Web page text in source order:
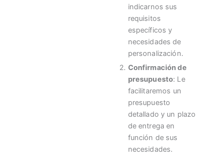
indicarnos sus
requisitos
específicos y
necesidades de
personalización.
Confirmación de
presupuesto: Le
facilitaremos un
presupuesto
detallado y un plazo
de entrega en
función de sus
necesidades.